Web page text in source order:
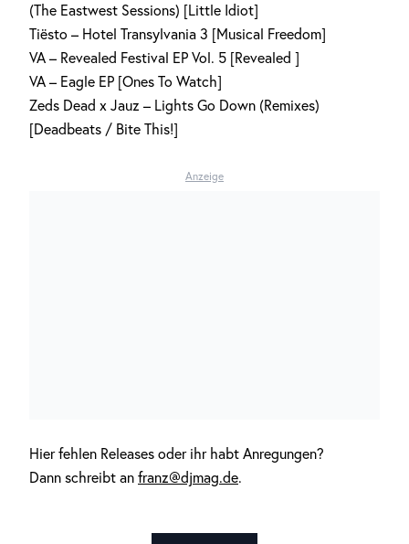
(The Eastwest Sessions) [Little Idiot]
Tiësto – Hotel Transylvania 3 [Musical Freedom]
VA – Revealed Festival EP Vol. 5 [Revealed ]
VA – Eagle EP [Ones To Watch]
Zeds Dead x Jauz – Lights Go Down (Remixes)
[Deadbeats / Bite This!]
Anzeige
Hier fehlen Releases oder ihr habt Anregungen?
Dann schreibt an franz@djmag.de.